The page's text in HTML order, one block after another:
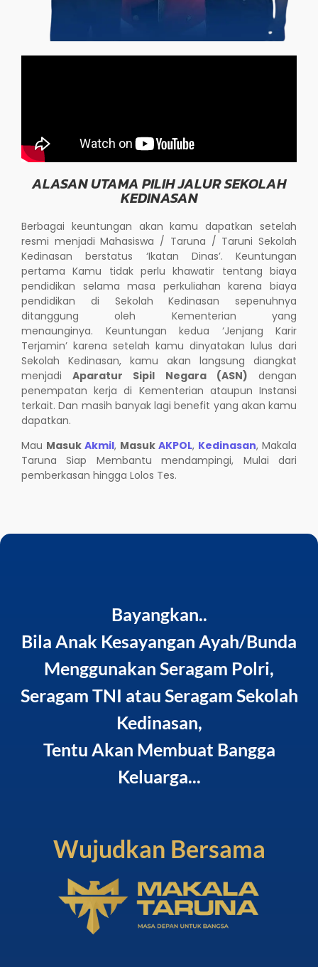
ALASAN UTAMA PILIH JALUR SEKOLAH
KEDINASAN
Berbagai keuntungan akan kamu dapatkan setelah
resmi menjadi Mahasiswa / Taruna / Taruni Sekolah
Kedinasan berstatus ‘Ikatan Dinas’. Keuntungan
pertama Kamu tidak perlu khawatir tentang biaya
pendidikan selama masa perkuliahan karena biaya
pendidikan di Sekolah Kedinasan sepenuhnya
ditanggung oleh Kementerian yang
menaunginya. Keuntungan kedua ‘Jenjang Karir
Terjamin’ karena setelah kamu dinyatakan lulus dari
Sekolah Kedinasan, kamu akan langsung diangkat
menjadiAparatur Sipil Negara (ASN) dengan
penempatan kerja di Kementerian ataupun Instansi
terkait. Dan masih banyak lagi benefit yang akan kamu
dapatkan.
Mau Masuk Akmil, Masuk AKPOL, Kedinasan, Makala
Taruna Siap Membantu mendampingi, Mulai dari
pemberkasan hingga Lolos Tes.
Bayangkan..
Bila Anak Kesayangan Ayah/Bunda
Menggunakan Seragam Polri,
Seragam TNI atau Seragam Sekolah
Kedinasan,
Tentu Akan Membuat Bangga
Keluarga...
Wujudkan Bersama